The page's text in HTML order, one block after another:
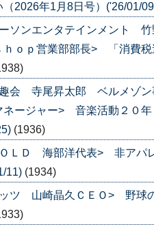
（2026年1月8日号）('26/01/
ソンエンタテインメント
ｏｐ営業部部長> 「消費税
会 寺尾昇太郎 ベルメゾ
ージャー> 音楽活動２０年
(1936)
ＬＤ 海部洋代表> 非アパ
11) (1934)
ツ 山崎晶久ＣＥＯ> 野球の